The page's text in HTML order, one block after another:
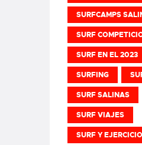
SURFCAMPS
SURF
SURF EN EL 2023
SURFING
SURF SALINAS
SURF VIAJES
SURF Y